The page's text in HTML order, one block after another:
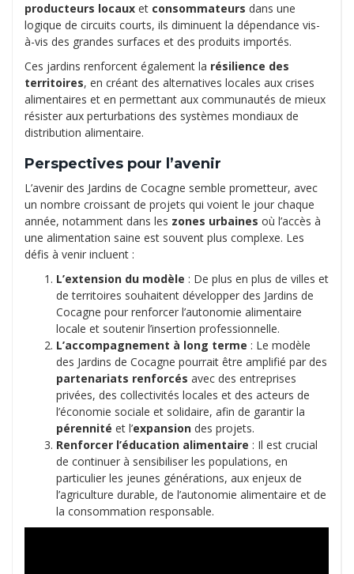
producteurs locaux et consommateurs dans une
logique de circuits courts, ils diminuent la dépendance vis-
à-vis des grandes surfaces et des produits importés.
Ces jardins renforcent également la résilience des
territoires, en créant des alternatives locales aux crises
alimentaires et en permettant aux communautés de mieux
résister aux perturbations des systèmes mondiaux de
distribution alimentaire.
Perspectives pour l’avenir
L’avenir des Jardins de Cocagne semble prometteur, avec
un nombre croissant de projets qui voient le jour chaque
année, notamment dans les zones urbaines où l’accès à
une alimentation saine est souvent plus complexe. Les
défis à venir incluent :
L’extension du modèle : De plus en plus de villes et
de territoires souhaitent développer des Jardins de
Cocagne pour renforcer l’autonomie alimentaire
locale et soutenir l’insertion professionnelle.
L’accompagnement à long terme : Le modèle
des Jardins de Cocagne pourrait être amplifié par des
partenariats renforcés avec des entreprises
privées, des collectivités locales et des acteurs de
l’économie sociale et solidaire, afin de garantir la
pérennité et l’expansion des projets.
Renforcer l’éducation alimentaire : Il est crucial
de continuer à sensibiliser les populations, en
particulier les jeunes générations, aux enjeux de
l’agriculture durable, de l’autonomie alimentaire et de
la consommation responsable.